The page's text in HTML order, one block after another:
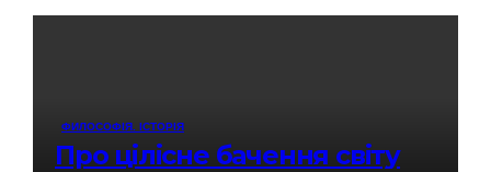
ФИЛОСОФІЯ. ІСТОРІЯ
Про цілісне бачення світу